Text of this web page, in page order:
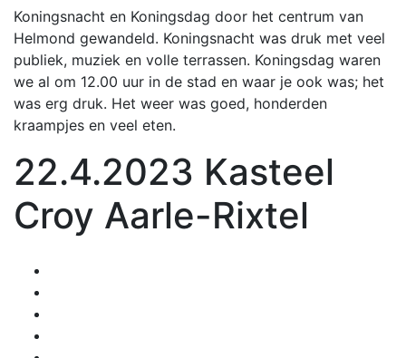
Koningsnacht en Koningsdag door het centrum van
Helmond gewandeld. Koningsnacht was druk met veel
publiek, muziek en volle terrassen. Koningsdag waren
we al om 12.00 uur in de stad en waar je ook was; het
was erg druk. Het weer was goed, honderden
kraampjes en veel eten.
22.4.2023 Kasteel
Croy Aarle-Rixtel